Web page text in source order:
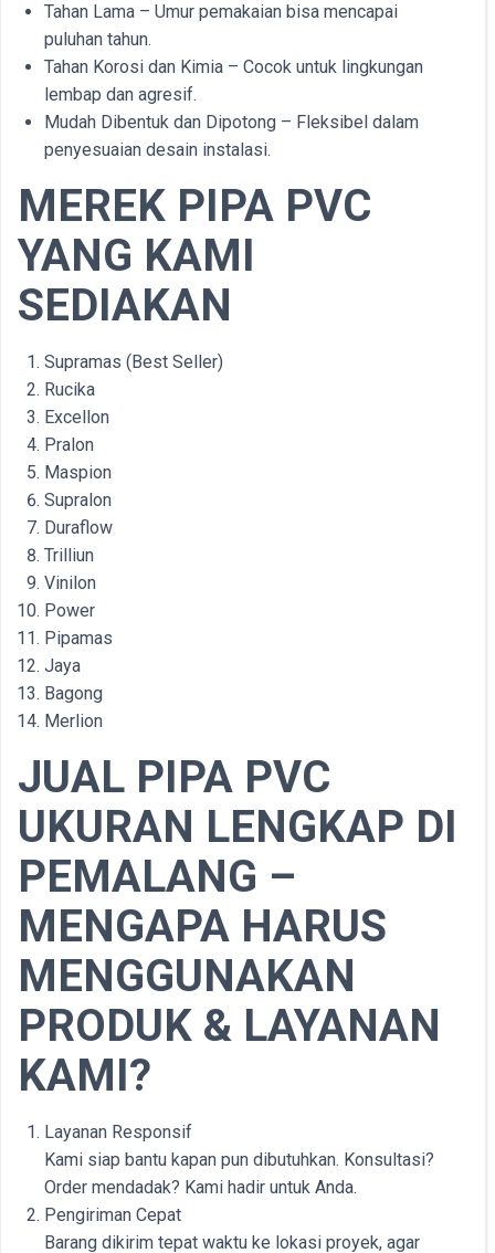
Tahan Lama – Umur pemakaian bisa mencapai
puluhan tahun.
Tahan Korosi dan Kimia – Cocok untuk lingkungan
lembap dan agresif.
Mudah Dibentuk dan Dipotong – Fleksibel dalam
penyesuaian desain instalasi.
MEREK PIPA PVC
YANG KAMI
SEDIAKAN
Supramas (Best Seller)
Rucika
Excellon
Pralon
Maspion
Supralon
Duraflow
Trilliun
Vinilon
Power
Pipamas
Jaya
Bagong
Merlion
JUAL PIPA PVC
UKURAN LENGKAP DI
PEMALANG –
MENGAPA HARUS
MENGGUNAKAN
PRODUK & LAYANAN
KAMI?
Layanan Responsif
Kami siap bantu kapan pun dibutuhkan. Konsultasi?
Order mendadak? Kami hadir untuk Anda.
Pengiriman Cepat
Barang dikirim tepat waktu ke lokasi proyek, agar